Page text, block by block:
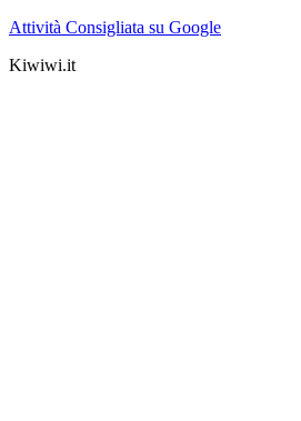
Attività Consigliata su Google
Kiwiwi.it